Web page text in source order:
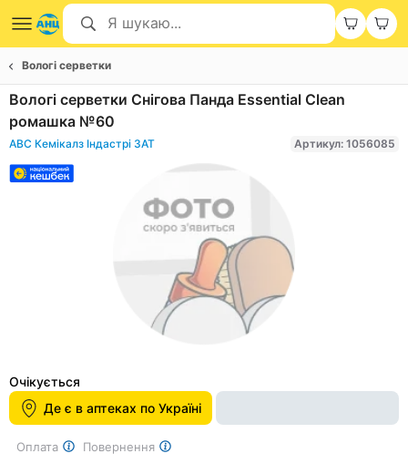
Вологі серветки
Вологі серветки Снігова Панда Essential Clean
ромашка №60
АВС Кемікалз Індастрі ЗАТ Артикул: 1056085
1
of
1
Очікується
Де є в аптеках по Україні
Оплата Повернення